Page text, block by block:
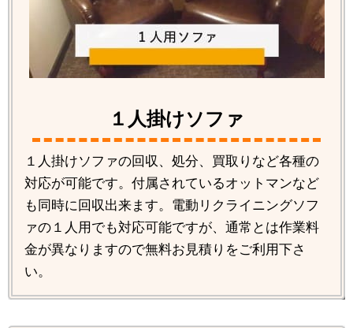
１人掛けソファ
１人掛けソファの回収、処分、買取りなど各種の
対応が可能です。付属されているオットマンなど
も同時に回収出来ます。電動リクライニングソフ
ァの１人用でも対応可能ですが、通常とは作業料
金が異なりますので無料お見積りをご利用下さ
い。